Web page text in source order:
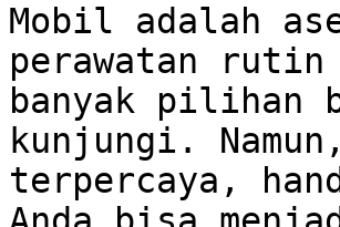
Mobil adalah
perawatan
banyak pilihan
kunjungi.
terpercaya,